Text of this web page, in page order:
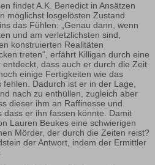
findet A.K. Benedict in Ansätzen
möglichst losgelösten Zustand
das Fühlen: „Genau dann, wenn
und am verletzlichsten sind,
konstruierten Realitäten
treten“, erfährt Killigan durch eine
dass auch er durch die Zeit
einige Fertigkeiten wie das
Dadurch ist er in der Lage,
nach zu enthüllen, zugleich aber
dieser ihm an Raffinesse und
dass er ihn fassen könnte. Damit
Lauren Beukes eine schwierigen
Mörder, der durch die Zeiten reist?
der Antwort, indem der Ermittler